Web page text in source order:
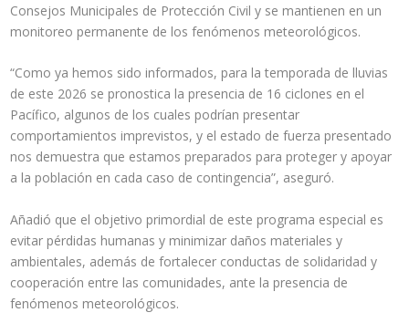
Consejos Municipales de Protección Civil y se mantienen en un
monitoreo permanente de los fenómenos meteorológicos.
“Como ya hemos sido informados, para la temporada de lluvias
de este 2026 se pronostica la presencia de 16 ciclones en el
Pacífico, algunos de los cuales podrían presentar
comportamientos imprevistos, y el estado de fuerza presentado
nos demuestra que estamos preparados para proteger y apoyar
a la población en cada caso de contingencia”, aseguró.
Añadió que el objetivo primordial de este programa especial es
evitar pérdidas humanas y minimizar daños materiales y
ambientales, además de fortalecer conductas de solidaridad y
cooperación entre las comunidades, ante la presencia de
fenómenos meteorológicos.